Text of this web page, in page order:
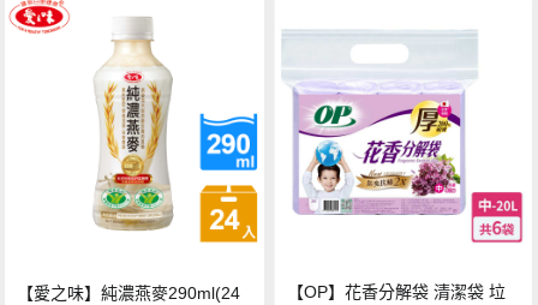
【愛之味】純濃燕麥290ml(24
【OP】花香分解袋 清潔袋 垃